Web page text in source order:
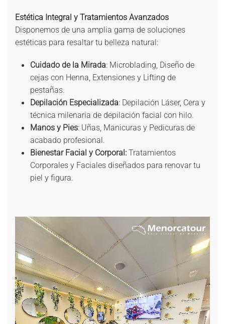
Estética Integral y Tratamientos Avanzados
Disponemos de una amplia gama de soluciones
estéticas para resaltar tu belleza natural:
Cuidado de la Mirada: Microblading, Diseño de
cejas con Henna, Extensiones y Lifting de
pestañas.
Depilación Especializada: Depilación Láser, Cera y
técnica milenaria de depilación facial con hilo.
Manos y Pies: Uñas, Manicuras y Pedicuras de
acabado profesional.
Bienestar Facial y Corporal: Tratamientos
Corporales y Faciales diseñados para renovar tu
piel y figura.